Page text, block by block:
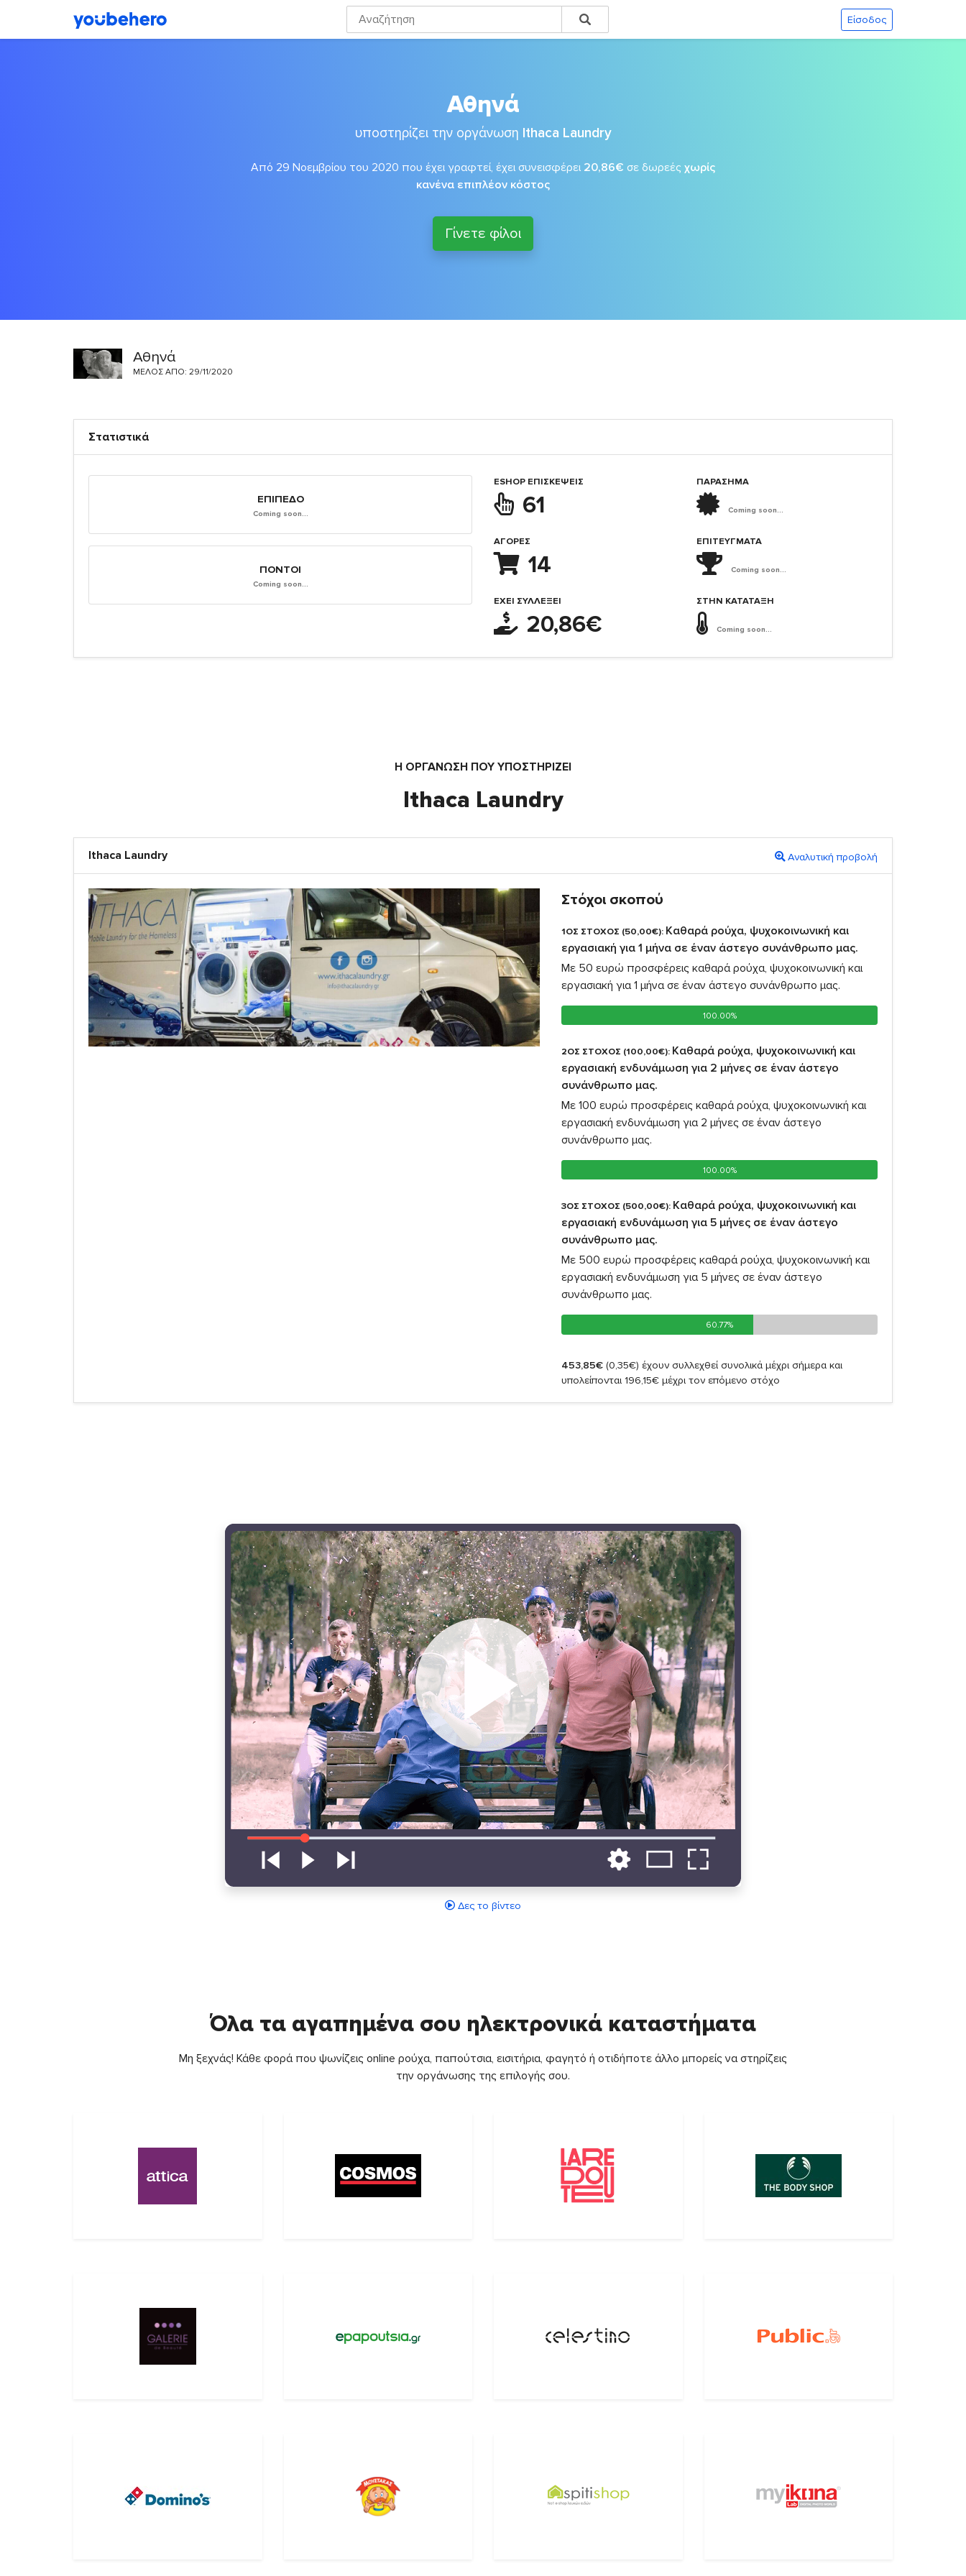
Είσοδος
Αθηνά
υποστηρίζει την οργάνωση Ithaca Laundry
Από 29 Νοεμβρίου του 2020 που έχει γραφτεί, έχει συνεισφέρει 20,86€ σε δωρεές χωρίς
κανένα επιπλέον κόστος
Γίνετε φίλοι
Αθηνά
ΜΈΛΟΣ ΑΠΌ: 29/11/2020
Στατιστικά
ΕΠΊΠΕΔΟ
Coming soon...
ΠΌΝΤΟΙ
Coming soon...
ESHOP ΕΠΙΣΚΈΨΕΙΣ
61
ΑΓΟΡΈΣ
14
ΈΧΕΙ ΣΥΛΛΈΞΕΙ
20,86€
ΠΑΡΑΣΗΜΑ
Coming soon...
ΕΠΙΤΕΎΓΜΑΤΑ
Coming soon...
ΣΤΗΝ ΚΑΤΆΤΑΞΗ
Coming soon...
Η ΟΡΓΆΝΩΣΗ ΠΟΥ ΥΠΟΣΤΗΡΙΖΕΙ
Ithaca Laundry
Ithaca Laundry Αναλυτική προβολή
Στόχοι σκοπού
1ΟΣ ΣΤΟΧΟΣ (50,00€): Καθαρά ρούχα, ψυχοκοινωνική και
εργασιακή για 1 μήνα σε έναν άστεγο συνάνθρωπο μας.
Με 50 ευρώ προσφέρεις καθαρά ρούχα, ψυχοκοινωνική και
εργασιακή για 1 μήνα σε έναν άστεγο συνάνθρωπο μας.
100.00%
100.00%
2ΟΣ ΣΤΟΧΟΣ (100,00€): Καθαρά ρούχα, ψυχοκοινωνική και
εργασιακή ενδυνάμωση για 2 μήνες σε έναν άστεγο
συνάνθρωπο μας.
Με 100 ευρώ προσφέρεις καθαρά ρούχα, ψυχοκοινωνική και
εργασιακή ενδυνάμωση για 2 μήνες σε έναν άστεγο
συνάνθρωπο μας.
100.00%
100.00%
3ΟΣ ΣΤΟΧΟΣ (500,00€): Καθαρά ρούχα, ψυχοκοινωνική και
εργασιακή ενδυνάμωση για 5 μήνες σε έναν άστεγο
συνάνθρωπο μας.
Με 500 ευρώ προσφέρεις καθαρά ρούχα, ψυχοκοινωνική και
εργασιακή ενδυνάμωση για 5 μήνες σε έναν άστεγο
συνάνθρωπο μας.
60.77%
60.77%
453,85€ (0,35€) έχουν συλλεχθεί συνολικά μέχρι σήμερα και
υπολείπονται 196,15€ μέχρι τον επόμενο στόχο
Δες το βίντεο
Όλα τα αγαπημένα σου ηλεκτρονικά καταστήματα
Μη ξεχνάς! Κάθε φορά που ψωνίζεις online ρούχα, παπούτσια, εισιτήρια, φαγητό ή οτιδήποτε άλλο μπορείς να στηρίζεις
την οργάνωσης της επιλογής σου.